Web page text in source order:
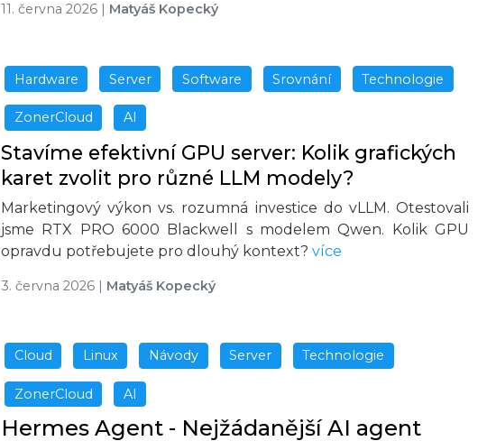
11. června 2026 | Matyáš Kopecký
Hardware Server Software Srovnání Technologie
ZonerCloud AI
Stavíme efektivní GPU server: Kolik grafických
karet zvolit pro různé LLM modely?
Marketingový výkon vs. rozumná investice do vLLM. Otestovali
jsme RTX PRO 6000 Blackwell s modelem Qwen. Kolik GPU
opravdu potřebujete pro dlouhý kontext? více
3. června 2026 | Matyáš Kopecký
Cloud Linux Návody Server Technologie
ZonerCloud AI
Hermes Agent - Nejžádanější AI agent